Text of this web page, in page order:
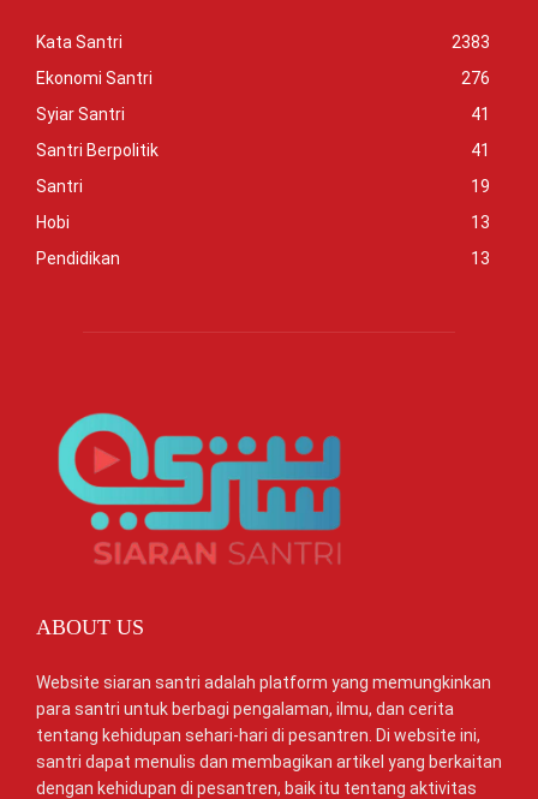
Kata Santri
2383
Ekonomi Santri
276
Syiar Santri
41
Santri Berpolitik
41
Santri
19
Hobi
13
Pendidikan
13
ABOUT US
Website siaran santri adalah platform yang memungkinkan
para santri untuk berbagi pengalaman, ilmu, dan cerita
tentang kehidupan sehari-hari di pesantren. Di website ini,
santri dapat menulis dan membagikan artikel yang berkaitan
dengan kehidupan di pesantren, baik itu tentang aktivitas